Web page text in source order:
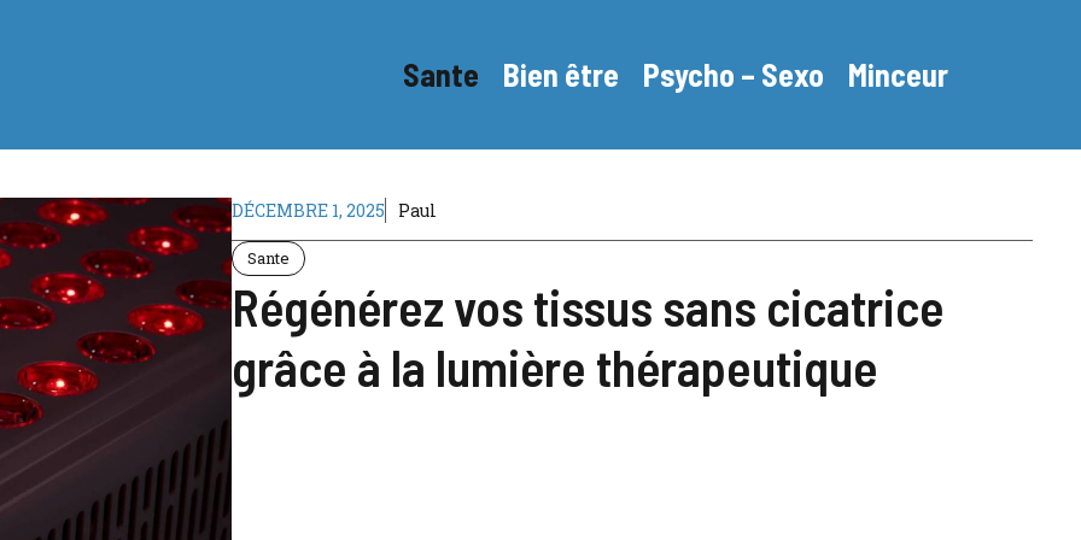
Sante Bien être Psycho – Sexo Minceur
DÉCEMBRE 1, 2025 Paul
Sante
Régénérez vos tissus sans cicatrice
grâce à la lumière thérapeutique